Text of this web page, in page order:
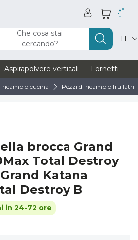
Che cosa stai
cercando?
IT
Aspirapolvere verticali Fornetti
ricambio cucina Pezzi di ricambio
brocca Grand
Total Destroy
Katana
Destroy B
in 24-72 ore